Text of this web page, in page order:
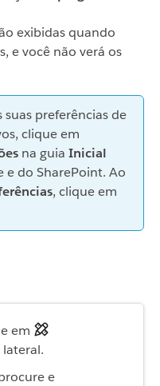
exibidas quando
e você não verá os
suas preferências de
clique em
na guia Inicial
e do SharePoint. Ao
, clique em
em
e